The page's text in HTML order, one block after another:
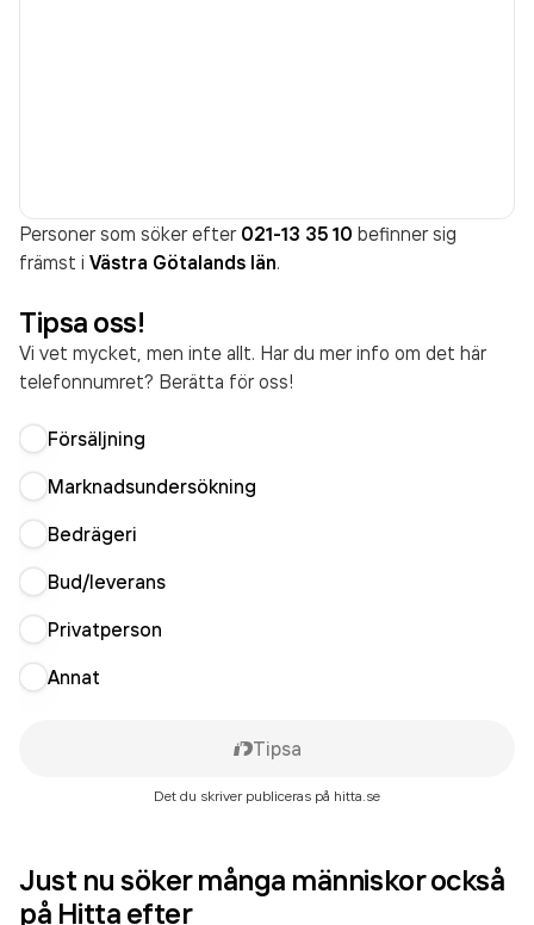
Personer som söker efter 021-13 35 10 befinner sig
främst i Västra Götalands län.
Tipsa oss!
Vi vet mycket, men inte allt. Har du mer info om det här
telefonnumret? Berätta för oss!
Försäljning
Marknadsundersökning
Bedrägeri
Bud/leverans
Privatperson
Annat
Tipsa
Det du skriver publiceras på hitta.se
Just nu söker många människor också
på Hitta efter